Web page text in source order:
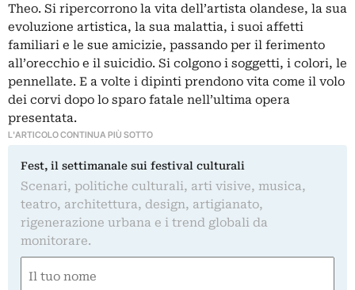
Theo. Si ripercorrono la vita dell’artista olandese, la sua
evoluzione artistica, la sua malattia, i suoi affetti
familiari e le sue amicizie, passando per il ferimento
all’orecchio e il suicidio. Si colgono i soggetti, i colori, le
pennellate. E a volte i dipinti prendono vita come il volo
dei corvi dopo lo sparo fatale nell’ultima opera
presentata.
L'ARTICOLO CONTINUA PIÙ SOTTO
Fest, il settimanale sui festival culturali
Scenari, politiche culturali, arti visive, musica,
teatro, architettura, design, artigianato,
rigenerazione urbana e i trend globali da
monitorare.
(Obbligatorio)